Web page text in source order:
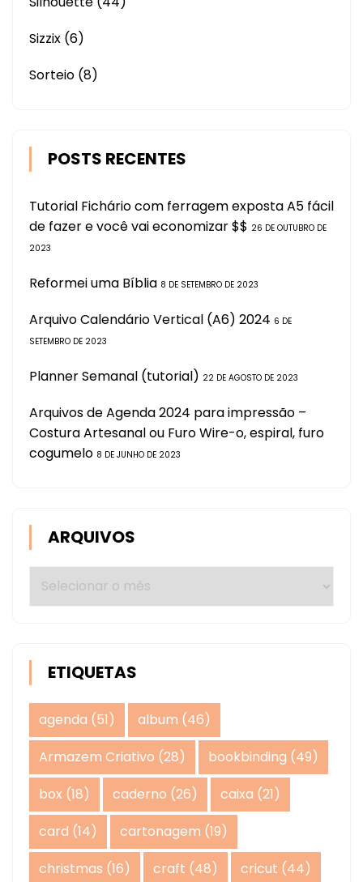
Sizzix (6)
Sorteio (8)
POSTS RECENTES
Tutorial Fichário com ferragem exposta A5 fácil
de fazer e você vai economizar $$ 26 DE OUTUBRO DE
2023
Reformei uma Bíblia 8 DE SETEMBRO DE 2023
Arquivo Calendário Vertical (A6) 2024 6 DE
SETEMBRO DE 2023
Planner Semanal (tutorial) 22 DE AGOSTO DE 2023
Arquivos de Agenda 2024 para impressão –
Costura Artesanal ou Furo Wire-o, espiral, furo
cogumelo 8 DE JUNHO DE 2023
ARQUIVOS
Arquivos
ETIQUETAS
agenda (51) album (46)
Armazem Criativo (28) bookbinding (49)
box (18) caderno (26) caixa (21)
card (14) cartonagem (19)
christmas (16) craft (48) cricut (44)